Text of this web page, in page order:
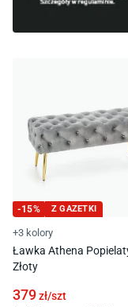
-15% Z GAZETKI
+3 kolory
Ławka Athena
Złoty
379zł/szt